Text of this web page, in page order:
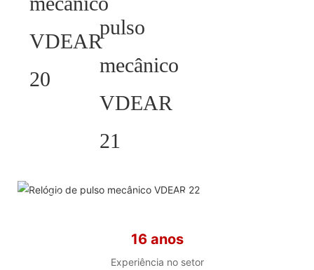
HELP YOU BUILD YOUR
BRAND WATCH MORE
Oferecemos esboços 2D/diagramas
para sua escolha.
Quantidade mínima de encomenda
16 anos
Experiência no setor